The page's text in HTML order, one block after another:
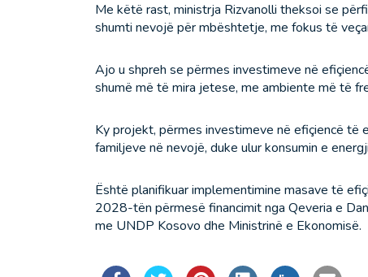
Me këtë rast, ministrja Rizvanolli theksoi se
shumti nevojë për mbështetje, me fokus të
Ajo u shpreh se përmes investimeve në
shumë më të mira jetese, me ambiente më të
Ky projekt, përmes investimeve në efiçiencë
familjeve në nevojë, duke ulur konsumin e
Është planifikuar implementimine masave të
2028-tën përmesë financimit nga Qeveria e
me UNDP Kosovo dhe Ministrinë e Ekonomisë.